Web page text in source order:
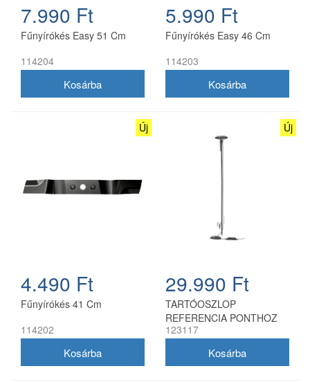
7.990 Ft
Fűnyírókés Easy 51 Cm
114204
5.990 Ft
Fűnyírókés Easy 46 Cm
114203
Új
4.490 Ft
Fűnyírókés 41 Cm
114202
Új
29.990 Ft
TARTÓOSZLOP
REFERENCIA PONTHOZ
123117